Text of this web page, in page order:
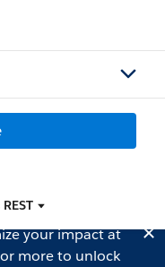
your impact at
more to unlock